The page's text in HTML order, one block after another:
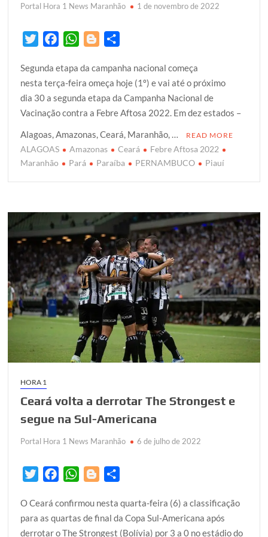
Portal Hora 1 News Maranhão 1 de novembro de 2022
i
t
t
e
r
c
e
b
o
o
k
W
a
t
s
A
p
p
o
g
g
e
r
a
r
e
Segunda etapa da campanha nacional começa
nesta terça-feira omeça hoje (1º) e vai até o próximo
dia 30 a segunda etapa da Campanha Nacional de
Vacinação contra a Febre Aftosa 2022. Em dez estados –
Alagoas, Amazonas, Ceará, Maranhão, …
READ MORE
ALAGOAS Amazonas Ceará
Febre Aftosa 2022
Maranhão
Pará Paraíba PERNAMBUCO Piauí
HORA 1
Ceará volta a derrotar The Strongest e
segue na Sul-Americana
Portal Hora 1 News Maranhão 6 de julho de 2022
i
t
c
e
W
a
t
o
g
a
r
O Ceará confirmou nesta quarta-feira (6) a classificação
para as quartas de final da Copa Sul-Americana após
derrotar o The Strongest (Bolívia) por 3 a 0 no estádio do